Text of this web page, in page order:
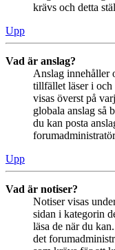
krävs och detta
Upp
Vad är anslag?
Anslag innehåller
tillfället läser i och
visas överst på
globala anslag så
du kan posta
Upp
Vad är notiser?
Notiser visas
sidan i kategorin
läsa de när du
det